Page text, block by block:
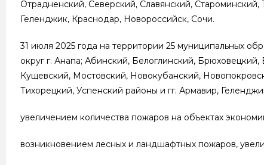
Отрадненский, Северский, Славянский,
Геленджик, Краснодар, Новороссийск, Сочи.
31 июля 2025 года на территории 25 муниципальных
округ г. Анапа; Абинский, Белоглинский,
Кущевский, Мостовский, Новокубанский,
Тихорецкий, Успенский районы и гг. Армавир,
увеличением количества пожаров на объектах
возникновением лесных и ландшафтных пожаров,